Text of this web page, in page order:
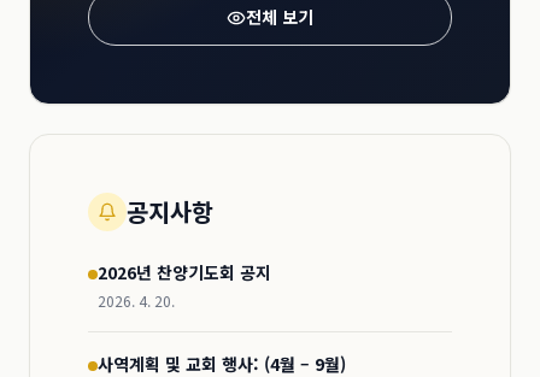
전체 보기
공지사항
2026년 찬양기도회 공지
2026. 4. 20.
사역계획 및 교회 행사: (4월 – 9월)